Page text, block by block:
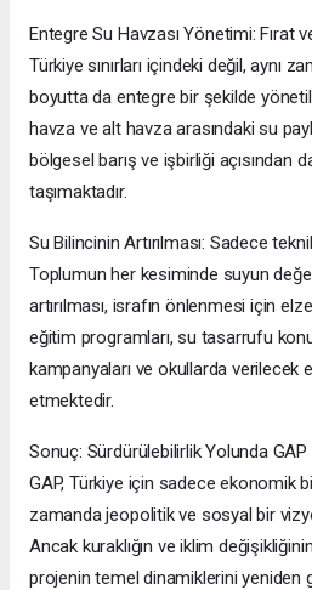
Entegre Su Havzası Yönetimi: Fırat
Türkiye sınırları içindeki değil, aynı
boyutta da entegre bir şekilde
havza ve alt havza arasındaki su
bölgesel barış ve işbirliği açısından
taşımaktadır.
Su Bilincinin Artırılması: Sadece
Toplumun her kesiminde suyun
artırılması, israfın önlenmesi için
eğitim programları, su tasarrufu
kampanyaları ve okullarda verilecek
etmektedir.
Sonuç: Sürdürülebilirlik Yolunda GAP
GAP, Türkiye için sadece ekonomik
zamanda jeopolitik ve sosyal bir
Ancak kuraklığın ve iklim
projenin temel dinamiklerini yeniden